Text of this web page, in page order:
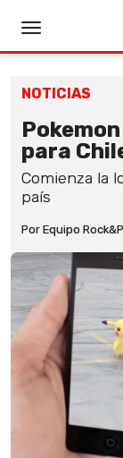
NOTICIAS
para
Comienza la
país
Por Equipo